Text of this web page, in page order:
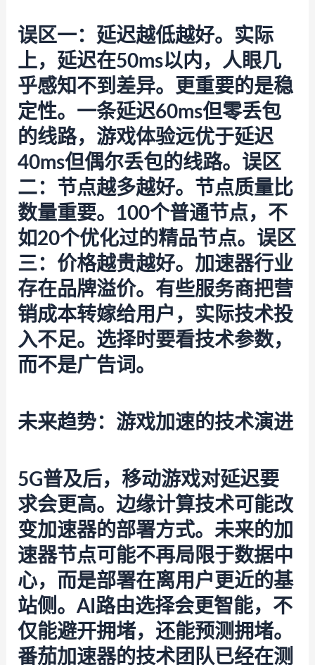
误区一：延迟越低越好。实际
上，延迟在50ms以内，人眼几
乎感知不到差异。更重要的是稳
定性。一条延迟60ms但零丢包
的线路，游戏体验远优于延迟
40ms但偶尔丢包的线路。误区
二：节点越多越好。节点质量比
数量重要。100个普通节点，不
如20个优化过的精品节点。误区
三：价格越贵越好。加速器行业
存在品牌溢价。有些服务商把营
销成本转嫁给用户，实际技术投
入不足。选择时要看技术参数，
而不是广告词。
未来趋势：游戏加速的技术演进
5G普及后，移动游戏对延迟要
求会更高。边缘计算技术可能改
变加速器的部署方式。未来的加
速器节点可能不再局限于数据中
心，而是部署在离用户更近的基
站侧。AI路由选择会更智能，不
仅能避开拥堵，还能预测拥堵。
番茄加速器的技术团队已经在测